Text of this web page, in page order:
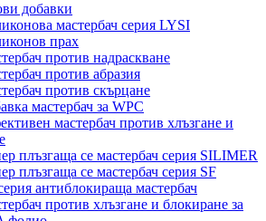
добавки
мастербач серия LYSI
прах
против надраскване
против абразия
против скърцане
мастербач за WPC
мастербач против хлъзгане и
плъзгаща се мастербач серия SILIMER
плъзгаща се мастербач серия SF
антиблокираща мастербач
против хлъзгане и блокиране за